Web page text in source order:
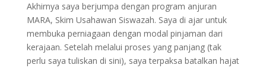
Akhirnya saya berjumpa dengan program anjuran
MARA, Skim Usahawan Siswazah. Saya di ajar untuk
membuka perniagaan dengan modal pinjaman dari
kerajaan. Setelah melalui proses yang panjang (tak
perlu saya tuliskan di sini), saya terpaksa batalkan hajat